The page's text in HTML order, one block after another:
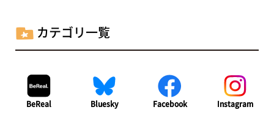
カテゴリ一覧
BeReal Bluesky Facebook Instagram